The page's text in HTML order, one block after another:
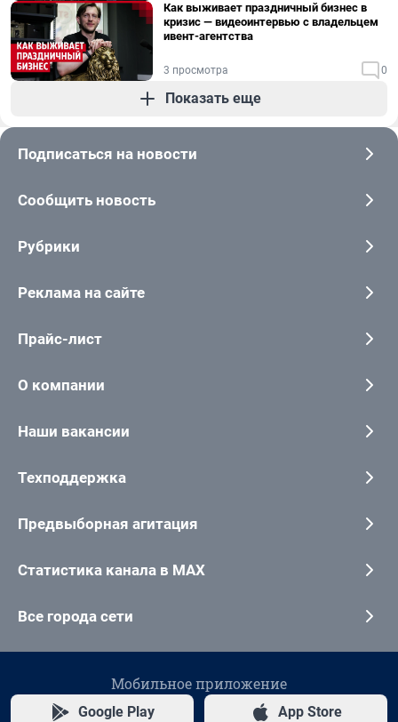
Как выживает праздничный бизнес в
кризис — видеоинтервью с владельцем
ивент-агентства
3 просмотра 0
Показать еще
Подписаться на новости
Сообщить новость
Рубрики
Реклама на сайте
Прайс-лист
О компании
Наши вакансии
Техподдержка
Предвыборная агитация
Статистика канала в MAX
Все города сети
Мобильное приложение
Google Play App Store